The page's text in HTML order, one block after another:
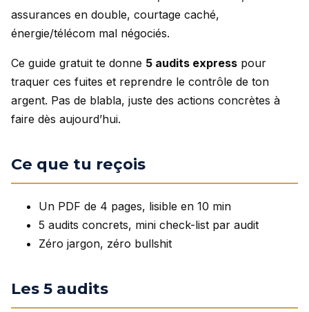
assurances en double, courtage caché,
énergie/télécom mal négociés.
Ce guide gratuit te donne 5 audits express pour
traquer ces fuites et reprendre le contrôle de ton
argent. Pas de blabla, juste des actions concrètes à
faire dès aujourd’hui.
Ce que tu reçois
Un PDF de 4 pages, lisible en 10 min
5 audits concrets, mini check-list par audit
Zéro jargon, zéro bullshit
Les 5 audits